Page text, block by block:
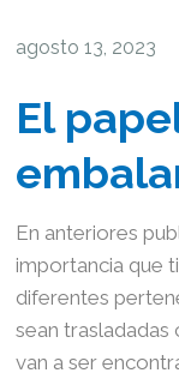
agosto 13, 2023
El
En anteriores
importancia que
diferentes
sean trasladadas
van a ser